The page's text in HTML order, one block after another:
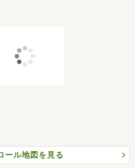
ール地図を見る